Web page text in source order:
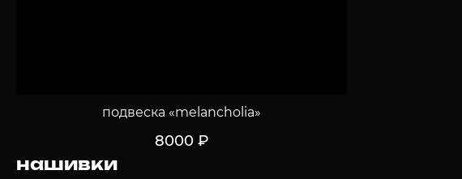
подвеска «melancholia»
8000 ₽
нашивки